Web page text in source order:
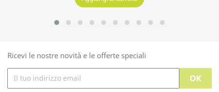
Aggiungi al carrello
Ricevi le nostre novità e le offerte speciali